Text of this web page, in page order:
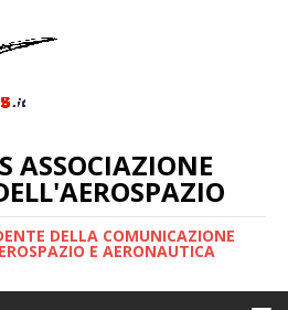
ASSOCIAZIONE
DELLA COMUNICAZIONE
E AERONAUTICA